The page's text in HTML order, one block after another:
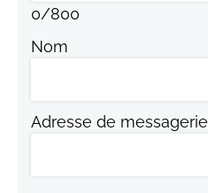
0/800
Nom
Adresse de messagerie